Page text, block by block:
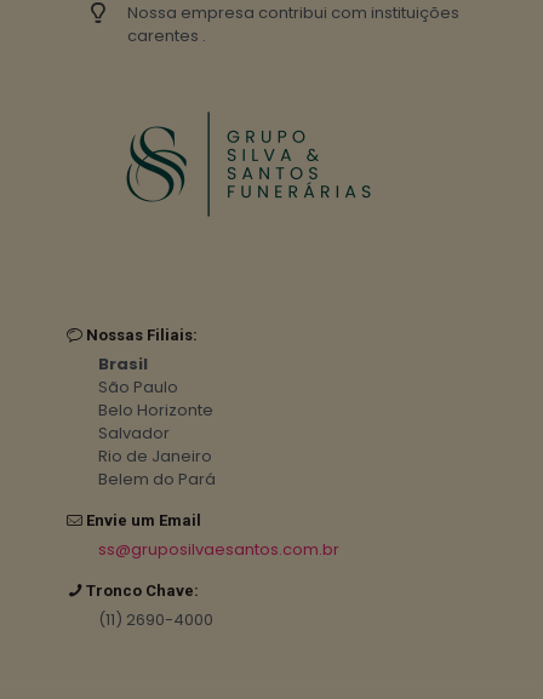
Nossa empresa contribui com instituições
carentes .
Nossas Filiais:
Brasil
São Paulo
Belo Horizonte
Salvador
Rio de Janeiro
Belem do Pará
Envie um Email
ss@gruposilvaesantos.com.br
Tronco Chave:
(11) 2690-4000